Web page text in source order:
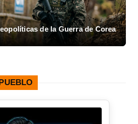
de la Guerra de Corea